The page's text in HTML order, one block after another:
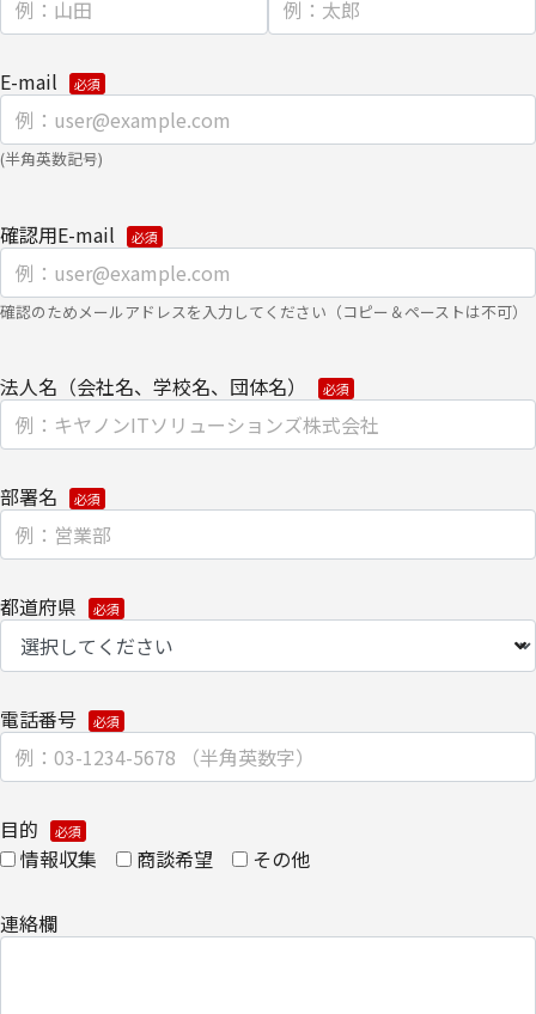
【安全対策に関して】
このページは通信途上における第三者の不正なアクセスに備えて、
SSL（Secure Sockets Layer）による個人情報の暗号化またはこれ
に準ずるセキュリティ技術を施し、安全性の確保に努めます。
キヤノンITソリューションズ株式会社
企画本部 営業・マーケティング推進部 部長
【お問い合わせ先】
キヤノンITソリューションズ株式会社
企画本部 営業・マーケティング推進部
​個人情報の取扱全般に関する当社の考え方をご覧になりたい方は、
キヤノンITソリューションズ株式会社の個人情報の取り扱いについ
・個人情報の取り扱いについて
E-mail
(半角英数記号)
確認用E-mail
確認のためメールアドレスを入力してください（コピー＆ペーストは不可）
法人名（会社名、学校名、団体名）
部署名
都道府県
電話番号
目的
情報収集
商談希望 その他
連絡欄